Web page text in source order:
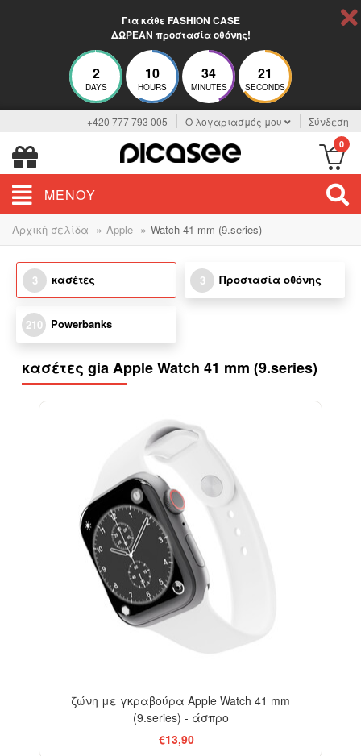
Για κάθε FASHION CASE
ΔΩΡΕΑΝ προστασία οθόνης!
2
DAYS
10
HOURS
34
MINUTES
21
SECONDS
+420 777 793 005 Ο λογαριασμός μου Σύνδεση
0
ΜΕΝΟΎ
Αρχική σελίδα » Apple » Watch 41 mm (9.series)
3 κασέτες 3 Προστασία οθόνης
210 Powerbanks
κασέτες gia Apple Watch 41 mm (9.series)
ζώνη με γκραβούρα Apple Watch 41 mm
(9.series) - άσπρο
€13,90